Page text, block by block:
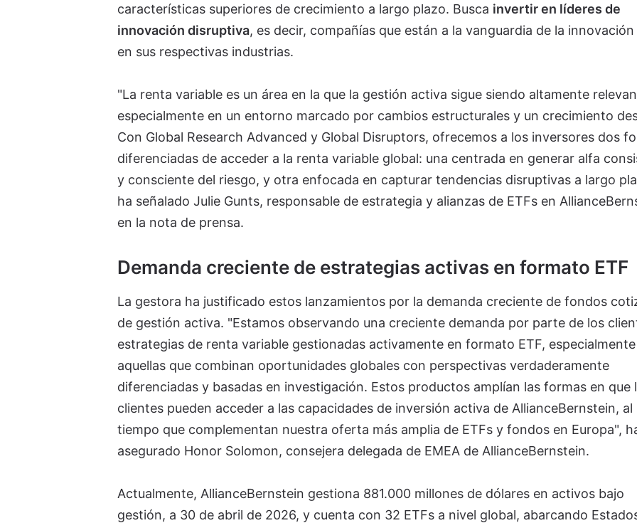
características superiores de crecimiento a largo plazo. Busca invertir en líderes de
innovación disruptiva, es decir, compañías que están a la vanguardia de la
en sus respectivas industrias.
"La renta variable es un área en la que la gestión activa sigue siendo altamente
especialmente en un entorno marcado por cambios estructurales y un crecimiento
Con Global Research Advanced y Global Disruptors, ofrecemos a los inversores dos
diferenciadas de acceder a la renta variable global: una centrada en generar alfa
y consciente del riesgo, y otra enfocada en capturar tendencias disruptivas a largo
ha señalado Julie Gunts, responsable de estrategia y alianzas de ETFs en
en la nota de prensa.
Demanda creciente de estrategias activas en formato ETF
La gestora ha justificado estos lanzamientos por la demanda creciente de fondos
de gestión activa. "Estamos observando una creciente demanda por parte de los
estrategias de renta variable gestionadas activamente en formato ETF, especialmente
aquellas que combinan oportunidades globales con perspectivas verdaderamente
diferenciadas y basadas en investigación. Estos productos amplían las formas en que
clientes pueden acceder a las capacidades de inversión activa de AllianceBernstein, al
tiempo que complementan nuestra oferta más amplia de ETFs y fondos en Europa",
asegurado Honor Solomon, consejera delegada de EMEA de AllianceBernstein.
Actualmente, AllianceBernstein gestiona 881.000 millones de dólares en activos bajo
gestión, a 30 de abril de 2026, y cuenta con 32 ETFs a nivel global, abarcando